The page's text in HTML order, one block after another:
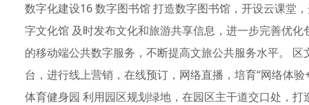
数字化建设16 数字图书馆 打造数字图书馆，开设云课堂
字文化馆 及时发布文化和旅游共享信息，进一步完善优
的移动端公共数字服务，不断提高文旅公共服务水平。
台，进行线上营销，在线预订，网络直播，培育“网络体
体育健身园 利用园区规划绿地，在园区主干道交口处，